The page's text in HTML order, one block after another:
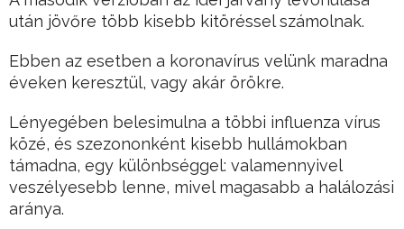
után jövőre több kisebb kitöréssel számolnak.
Ebben az esetben a koronavírus velünk maradna
éveken keresztül, vagy akár örökre.
Lényegében belesimulna a többi influenza vírus
közé, és szezononként kisebb hullámokban
támadna, egy különbséggel: valamennyivel
veszélyesebb lenne, mivel magasabb a halálozási
aránya.